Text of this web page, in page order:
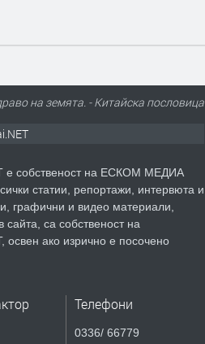
на земята. - Китайскa пословицa
е собственост на ЕСКОМ МЕДИА
статии, репортажи, интервюта и
графични и видео материали,
сайта, са собственост на
освен ако изрично е посочено
Телефони
0336/ 66779